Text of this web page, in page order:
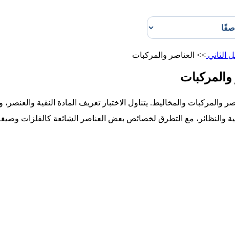
الثاني >> العناصر والمركبات
والمركبات
والمركبات والمخاليط. يتناول الاختبار تعريف المادة النقية
والنظائر، مع التطرق لخصائص بعض العناصر الشائعة كالفلزات وصيغة